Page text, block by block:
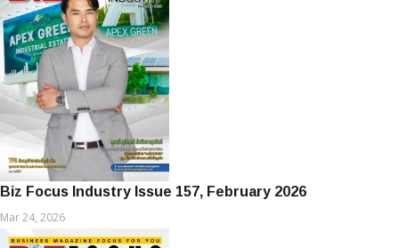
Biz Focus Industry Issue 157, February 2026
Mar 24, 2026